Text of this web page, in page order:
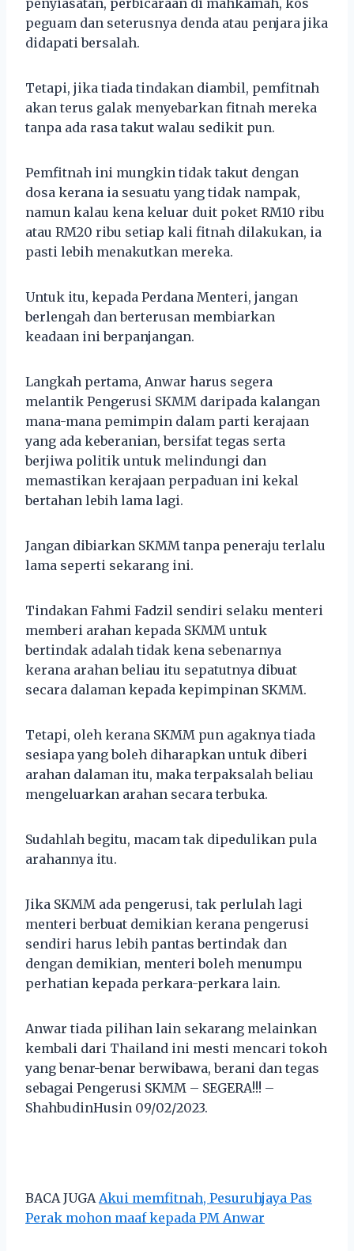
peguam dan seterusnya denda atau penjara jika
didapati bersalah.
Tetapi, jika tiada tindakan diambil, pemfitnah
akan terus galak menyebarkan fitnah mereka
tanpa ada rasa takut walau sedikit pun.
Pemfitnah ini mungkin tidak takut dengan
dosa kerana ia sesuatu yang tidak nampak,
namun kalau kena keluar duit poket RM10 ribu
atau RM20 ribu setiap kali fitnah dilakukan, ia
pasti lebih menakutkan mereka.
Untuk itu, kepada Perdana Menteri, jangan
berlengah dan berterusan membiarkan
keadaan ini berpanjangan.
Langkah pertama, Anwar harus segera
melantik Pengerusi SKMM daripada kalangan
mana-mana pemimpin dalam parti kerajaan
yang ada keberanian, bersifat tegas serta
berjiwa politik untuk melindungi dan
memastikan kerajaan perpaduan ini kekal
bertahan lebih lama lagi.
Jangan dibiarkan SKMM tanpa peneraju terlalu
lama seperti sekarang ini.
Tindakan Fahmi Fadzil sendiri selaku menteri
memberi arahan kepada SKMM untuk
bertindak adalah tidak kena sebenarnya
kerana arahan beliau itu sepatutnya dibuat
secara dalaman kepada kepimpinan SKMM.
Tetapi, oleh kerana SKMM pun agaknya tiada
sesiapa yang boleh diharapkan untuk diberi
arahan dalaman itu, maka terpaksalah beliau
mengeluarkan arahan secara terbuka.
Sudahlah begitu, macam tak dipedulikan pula
arahannya itu.
Jika SKMM ada pengerusi, tak perlulah lagi
menteri berbuat demikian kerana pengerusi
sendiri harus lebih pantas bertindak dan
dengan demikian, menteri boleh menumpu
perhatian kepada perkara-perkara lain.
Anwar tiada pilihan lain sekarang melainkan
kembali dari Thailand ini mesti mencari tokoh
yang benar-benar berwibawa, berani dan tegas
sebagai Pengerusi SKMM – SEGERA!!! –
ShahbudinHusin 09/02/2023.
BACA JUGA Akui memfitnah, Pesuruhjaya Pas
Perak mohon maaf kepada PM Anwar